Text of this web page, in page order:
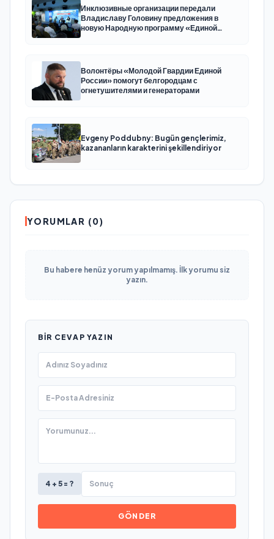
Инклюзивные организации передали
Владиславу Головину предложения в
новую Народную программу «Единой
Волонтёры «Молодой Гвардии Единой
России» помогут белгородцам с
огнетушителями и генераторами
Evgeny Poddubny: Bugün gençlerimiz,
kazananların karakterini şekillendiriyor
YORUMLAR (0)
Bu habere henüz yorum yapılmamış. İlk yorumu siz
yazın.
BIR CEVAP YAZIN
4 + 5 = ?
GÖNDER